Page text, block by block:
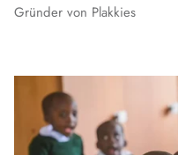
Gründer von Plakkies